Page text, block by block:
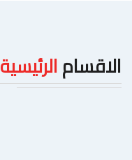
الاقسامالرئيسية